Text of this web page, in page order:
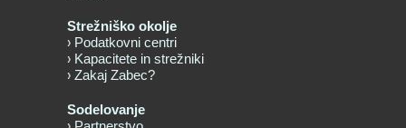
Strežniško okolje
Podatkovni centri
Kapacitete in strežniki
Zakaj Zabec?
Sodelovanje